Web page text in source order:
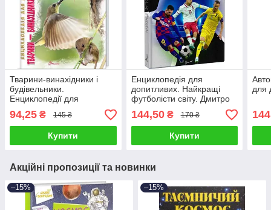
Тварини-винахідники і
будівельники.
Енциклопедії для
допитливих
94,25 ₴ 145 ₴
Купити
Енциклопедія для
допитливих. Найкращі
футболісти світу. Дмитро
Шаповалов
144,50₴ 170 ₴
Купити
для
Акційні пропозиції та новинки
–15% –15%